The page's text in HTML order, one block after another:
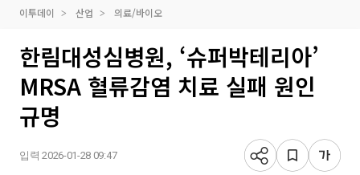
이투데이 산업 의료/바이오
한림대성심병원, ‘슈퍼박테리아’
MRSA 혈류감염 치료 실패 원인
규명
입력 2026-01-28 09:47